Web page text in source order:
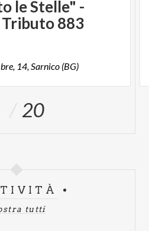
leStelle" -
Tributo883
14, Sarnico (BG)
20
tutti